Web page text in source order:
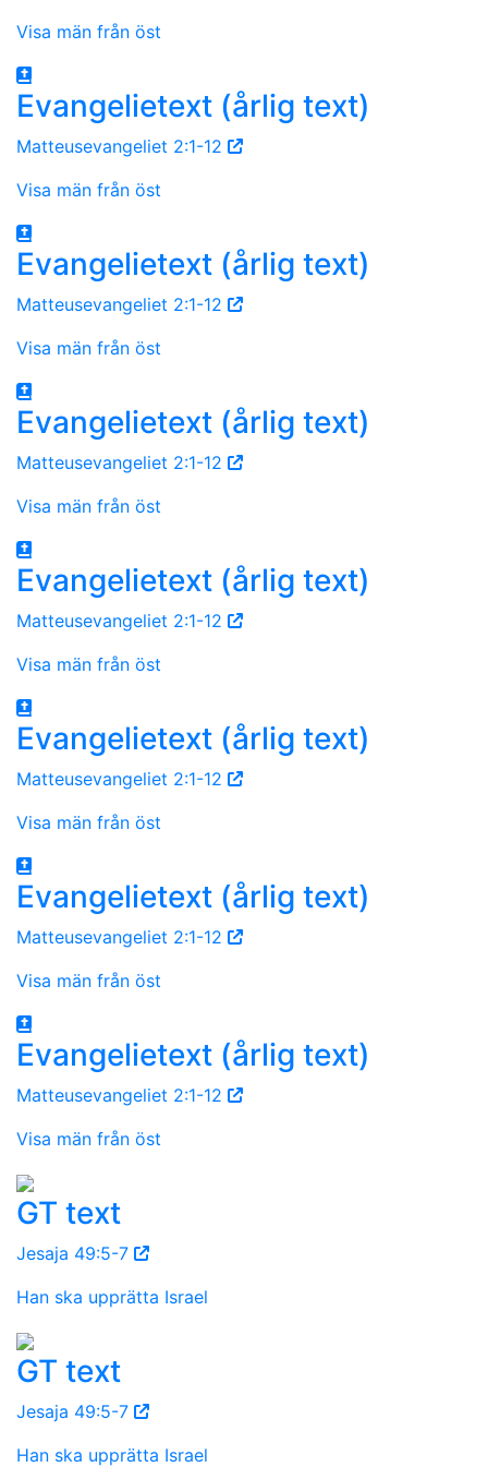
Visa män från öst
Evangelietext (årlig text)
Matteusevangeliet 2:1-12
Visa män från öst
Evangelietext (årlig text)
Matteusevangeliet 2:1-12
Visa män från öst
Evangelietext (årlig text)
Matteusevangeliet 2:1-12
Visa män från öst
Evangelietext (årlig text)
Matteusevangeliet 2:1-12
Visa män från öst
Evangelietext (årlig text)
Matteusevangeliet 2:1-12
Visa män från öst
Evangelietext (årlig text)
Matteusevangeliet 2:1-12
Visa män från öst
Evangelietext (årlig text)
Matteusevangeliet 2:1-12
Visa män från öst
GT text
Jesaja 49:5-7
Han ska upprätta Israel
GT text
Jesaja 49:5-7
Han ska upprätta Israel